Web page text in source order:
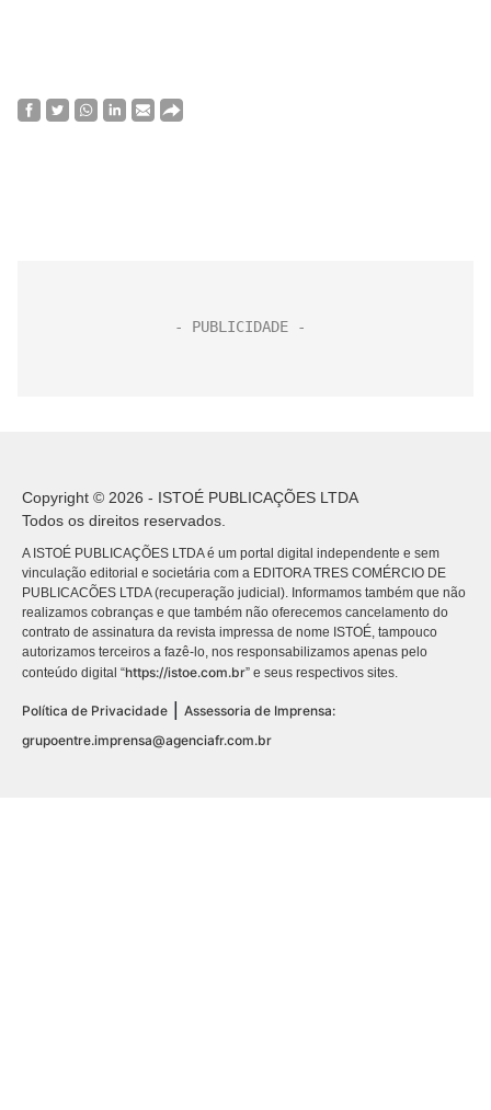
Copyright © 2026 - ISTOÉ PUBLICAÇÕES LTDA
Todos os direitos reservados.
A ISTOÉ PUBLICAÇÕES LTDA é um portal digital independente e sem
vinculação editorial e societária com a EDITORA TRES COMÉRCIO DE
PUBLICACÕES LTDA (recuperação judicial). Informamos também que não
realizamos cobranças e que também não oferecemos cancelamento do
contrato de assinatura da revista impressa de nome ISTOÉ, tampouco
autorizamos terceiros a fazê-lo, nos responsabilizamos apenas pelo
conteúdo digital “https://istoe.com.br” e seus respectivos sites.
Política de Privacidade
Assessoria de Imprensa:
grupoentre.imprensa@agenciafr.com.br